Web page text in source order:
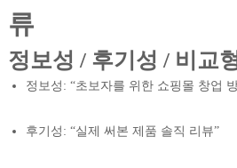
류
정보성 / 후기성 / 비교
정보성: “초보자를 위한 쇼핑몰 창업
후기성: “실제 써본 제품 솔직 리뷰”